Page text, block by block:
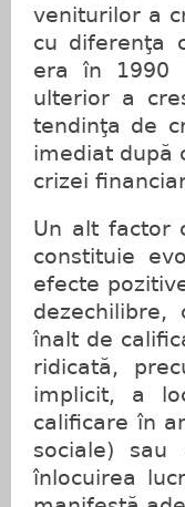
veniturilor a
cu diferenţa
era în 1990
ulterior a
tendinţa de
imediat după
crizei
Un alt factor
constituie
efecte
înalt de
ridicată,
implicit, a
calificare în
sociale)
înlocuirea